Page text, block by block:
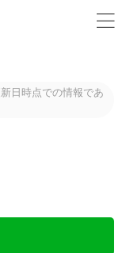
日時点での情報であ